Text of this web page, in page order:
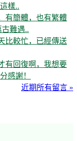
樣..
有簡體，也有繁體
難遇..
比較忙，已經傳送
有回復啊，我想要
感謝！
近期所有留言 »